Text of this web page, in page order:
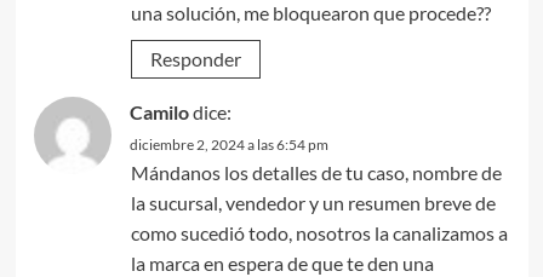
una solución, me bloquearon que procede??
Responder
Camilodice:
diciembre 2, 2024 a las 6:54 pm
Mándanos los detalles de tu caso, nombre de
la sucursal, vendedor y un resumen breve de
como sucedió todo, nosotros la canalizamos a
la marca en espera de que te den una